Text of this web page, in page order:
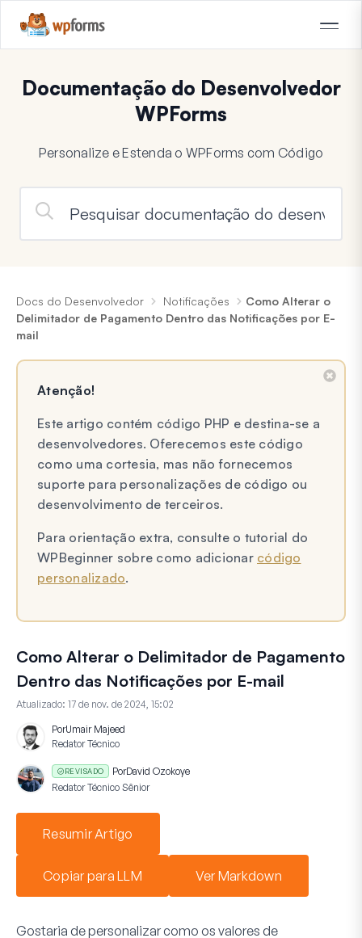
Documentação do Desenvolvedor
WPForms
Personalize e Estenda o WPForms com Código
Docs do Desenvolvedor Notificações
Como Alterar o
Delimitador de Pagamento Dentro das Notificações por E-
mail
Atenção!
Este artigo contém código PHP e destina-se a
desenvolvedores. Oferecemos este código
como uma cortesia, mas não fornecemos
suporte para personalizações de código ou
desenvolvimento de terceiros.
Para orientação extra, consulte o tutorial do
WPBeginner sobre como adicionar código
personalizado.
Como Alterar o Delimitador de Pagamento
Dentro das Notificações por E-mail
Atualizado: 17 de nov. de 2024, 15:02
PorUmair Majeed
Redator Técnico
REVISADO PorDavid Ozokoye
Redator Técnico Sênior
Resumir Artigo
Copiar para LLM Ver Markdown
Gostaria de personalizar como os valores de